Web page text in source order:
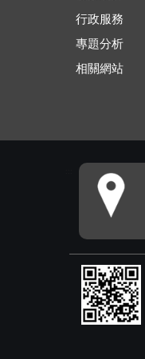
行政服務
專題分析
相關網站